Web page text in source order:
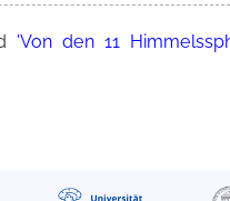
'Von den 11